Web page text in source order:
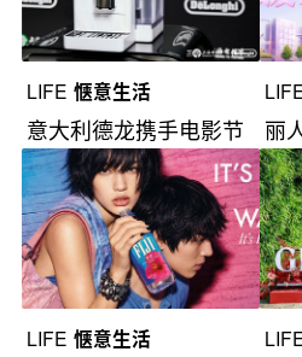
LIFE 惬意生活
意大利德龙携手电影节
&电视节
丽
LIFE 惬意生活